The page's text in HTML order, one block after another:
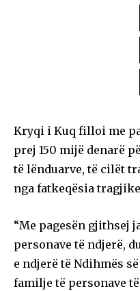
Kryqi i Kuq filloi me
prej 150 mijë denarë
të lënduarve, të cilët
nga fatkeqësia
“Me pagesën gjithsej
personave të ndjerë,
e ndjerë të Ndihmës
familje të personave